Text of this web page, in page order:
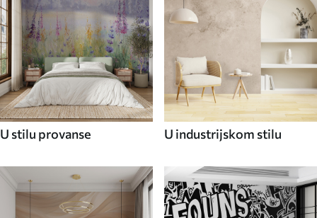
U stilu provanse U industrijskom stilu